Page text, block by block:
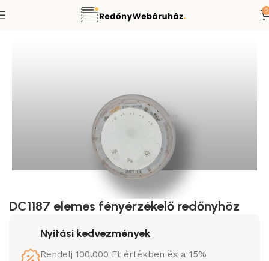
0
Redőnymotor távirányító Smart-Home típusú távirányítók
DC1187 elemes fényérzékelő redőnyhöz
Nyitási kedvezmények
Rendelj 100.000 Ft értékben és a 15%